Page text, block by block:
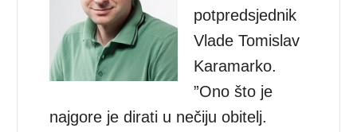
potpredsjednik
Vlade Tomislav
Karamarko.
”Ono što je
najgore je dirati u nečiju obitelj.